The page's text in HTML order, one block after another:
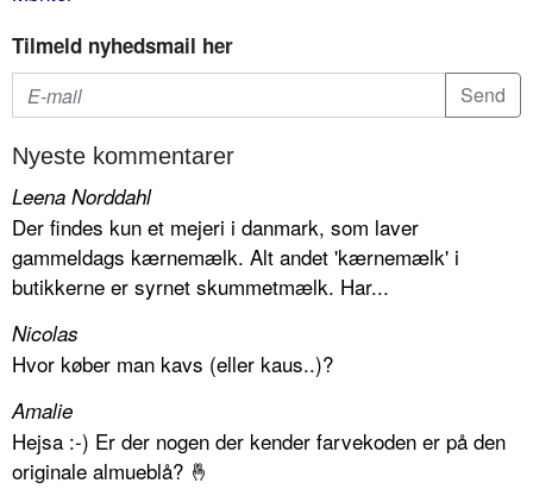
Tilmeld nyhedsmail her
Nyeste kommentarer
Leena Norddahl
Der findes kun et mejeri i danmark, som laver
gammeldags kærnemælk. Alt andet 'kærnemælk' i
butikkerne er syrnet skummetmælk. Har...
Nicolas
Hvor køber man kavs (eller kaus..)?
Amalie
Hejsa :-) Er der nogen der kender farvekoden er på den
originale almueblå? 🤞